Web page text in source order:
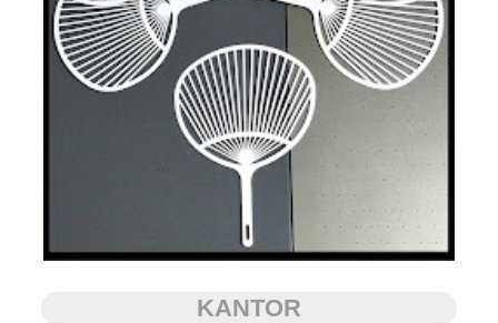
KANTOR